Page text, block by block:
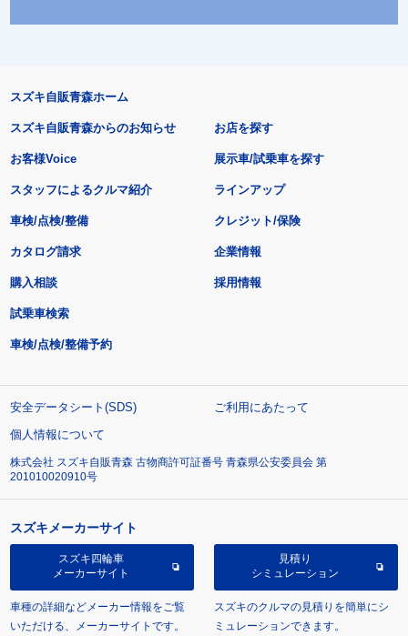
スズキ自販青森ホーム
スズキ自販青森からのお知らせ
お客様Voice
スタッフによるクルマ紹介
お店を探す
展示車/試乗車を探す
ラインアップ
車検/点検/整備 クレジット/保険
カタログ請求
購入相談
試乗車検索
車検/点検/整備予約
企業情報
採用情報
安全データシート(SDS)
ご利用にあたって
個人情報について
株式会社 スズキ自販青森 古物商許可証番号 青森県公安委員会 第
201010020910号
スズキメーカーサイト
スズキ四輪車
メーカーサイト
車種の詳細などメーカー情報をご覧
いただける、メーカーサイトです。
見積り
シミュレーション
スズキのクルマの見積りを簡単にシ
ミュレーションできます。